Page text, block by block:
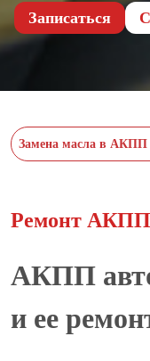
Записаться
Замена масла в АКПП
Ремонт
АКПП
и ее